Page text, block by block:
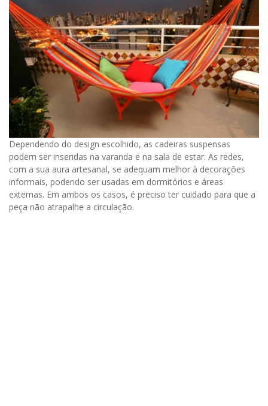
Dependendo do design escolhido, as cadeiras suspensas
podem ser inseridas na varanda e na sala de estar. As redes,
com a sua aura artesanal, se adequam melhor à decorações
informais, podendo ser usadas em dormitórios e áreas
externas. Em ambos os casos, é preciso ter cuidado para que a
peça não atrapalhe a circulação.